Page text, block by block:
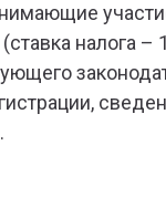
налога